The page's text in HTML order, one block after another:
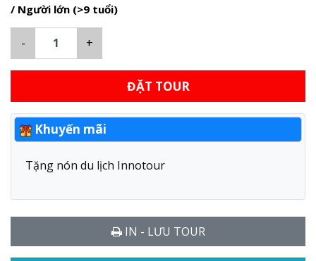
/ Người lớn (>9 tuổi)
- +
ĐẶT TOUR
Khuyến mãi
Tặng nón du lịch Innotour
IN - LƯU TOUR